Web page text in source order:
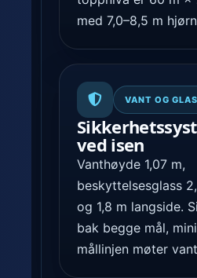
med 7,0–8,5 m
VANT OG
ved isen
Vanthøyde 1,07 m,
beskyttelsesglass
og 1,8 m langside.
bak begge mål,
mållinjen møter